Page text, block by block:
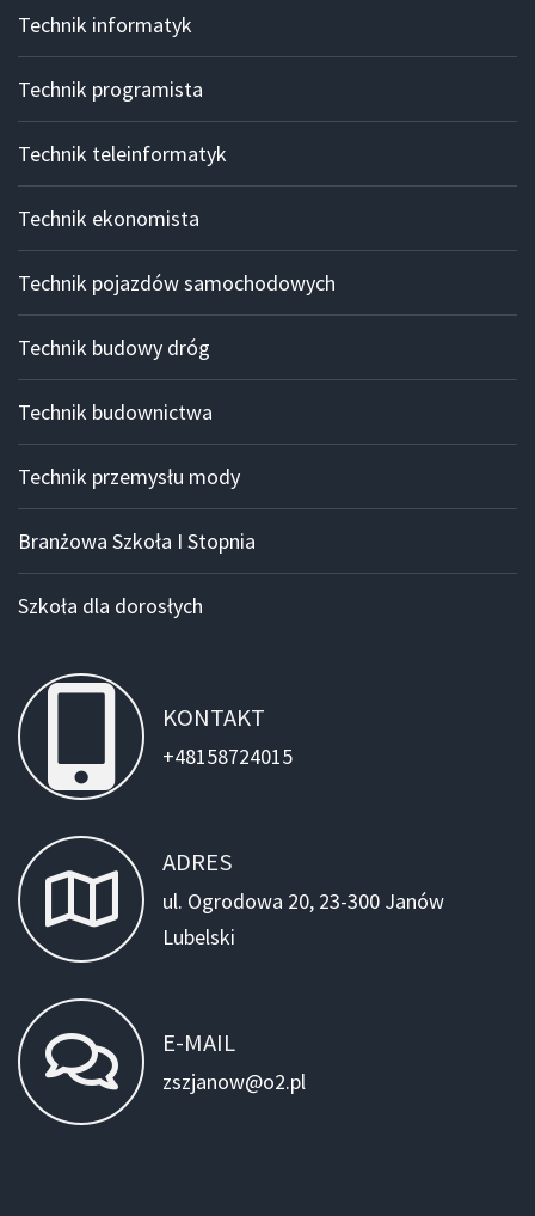
Technik informatyk
Technik programista
Technik teleinformatyk
Technik ekonomista
Technik pojazdów samochodowych
Technik budowy dróg
Technik budownictwa
Technik przemysłu mody
Branżowa Szkoła I Stopnia
Szkoła dla dorosłych
KONTAKT
+48158724015
ADRES
ul. Ogrodowa 20, 23-300 Janów
Lubelski
E-MAIL
zszjanow@o2.pl